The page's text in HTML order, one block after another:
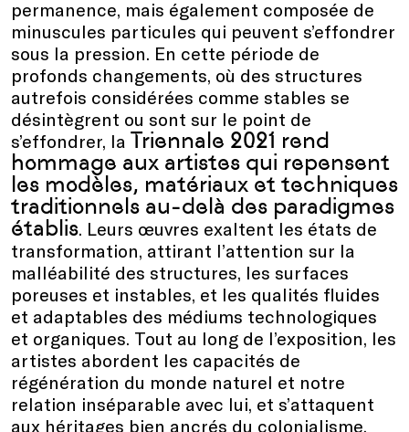
permanence, mais également composée de
minuscules particules qui peuvent s’effondrer
sous la pression. En cette période de
profonds changements, où des structures
autrefois considérées comme stables se
désintègrent ou sont sur le point de
s’effondrer, la Triennale 2021 rend
hommage aux artistes qui repensent
les modèles, matériaux et techniques
traditionnels au-delà des paradigmes
établis. Leurs œuvres exaltent les états de
transformation, attirant l’attention sur la
malléabilité des structures, les surfaces
poreuses et instables, et les qualités fluides
et adaptables des médiums technologiques
et organiques. Tout au long de l’exposition, les
artistes abordent les capacités de
régénération du monde naturel et notre
relation inséparable avec lui, et s’attaquent
aux héritages bien ancrés du colonialisme,